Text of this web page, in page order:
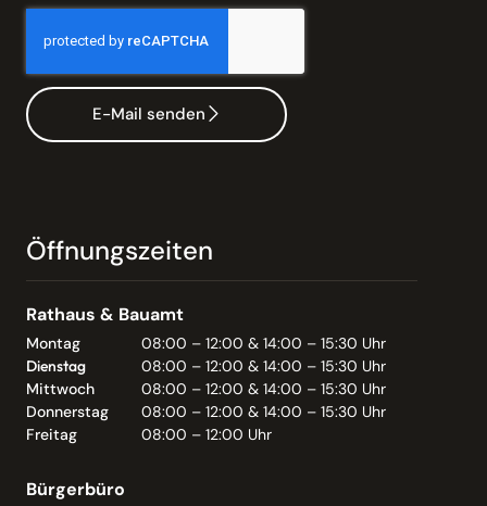
E-Mail senden
Öffnungszeiten
Rathaus & Bauamt
Montag
08:00 – 12:00 & 14:00 – 15:30 Uhr
Dienstag
08:00 – 12:00 & 14:00 – 15:30 Uhr
Mittwoch
08:00 – 12:00 & 14:00 – 15:30 Uhr
Donnerstag
08:00 – 12:00 & 14:00 – 15:30 Uhr
Freitag
08:00 – 12:00 Uhr
Bürgerbüro